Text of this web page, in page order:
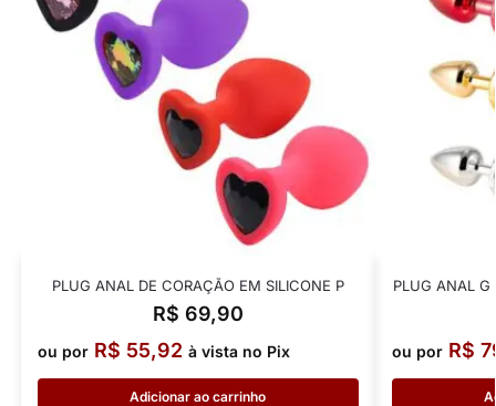
PLUG ANAL DE CORAÇÃO EM SILICONE P
R$ 69,90
ou por R$ 55,92 à vista no Pix
Adicionar ao carrinho
PLUG ANAL G
ou por R$